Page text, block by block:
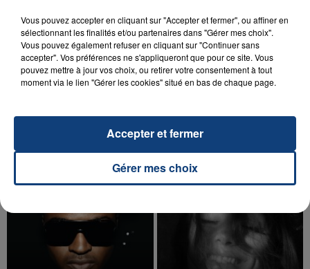
20 juillet 2026
UNE ADOLESCENTE DEVANT SE FAIRE
La famille a porté plainte contre la clinique qui a
reconnu sa responsabilité et présenté ses
excuses.
TITRES DIFFUSÉS
Vous pouvez accepter en cliquant sur "Accepter et fermer", ou affiner en
sélectionnant les finalités et/ou partenaires dans "Gérer mes choix".
Vous pouvez également refuser en cliquant sur "Continuer sans
accepter". Vos préférences ne s'appliqueront que pour ce site. Vous
pouvez mettre à jour vos choix, ou retirer votre consentement à tout
moment via le lien "Gérer les cookies" situé en bas de chaque page.
Gérer mes choix
Accepter et fermer